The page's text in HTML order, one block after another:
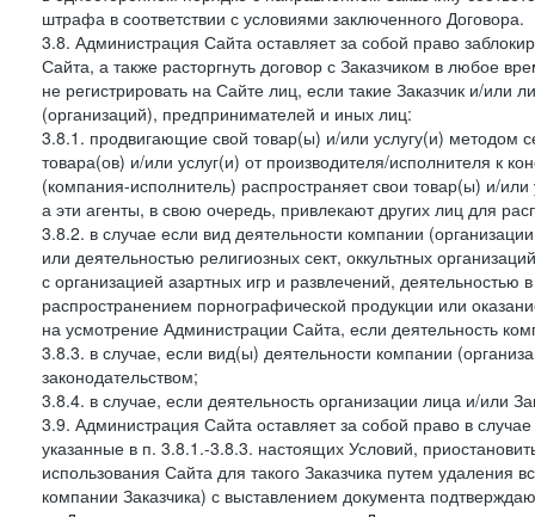
штрафа в соответствии с условиями заключенного Договора.
3.8. Администрация Сайта оставляет за собой право
Сайта, а также расторгнуть договор с Заказчиком в любое
не регистрировать на Сайте лиц, если такие Заказчик и/
(организаций), предпринимателей и иных лиц:
3.8.1. продвигающие свой товар(ы) и/или услугу(и) методом
товара(ов) и/или услуг(и) от производителя/исполнителя к
(компания-исполнитель) распространяет свои товар(ы) и/
а эти агенты, в свою очередь, привлекают других лиц для
3.8.2. в случае если вид деятельности компании
или деятельностью религиозных сект, оккультных
с организацией азартных игр и развлечений,
распространением порнографической продукции или
на усмотрение Администрации Сайта, если деятельность
3.8.3. в случае, если вид(ы) деятельности компании
законодательством;
3.8.4. в случае, если деятельность организации лица и/или
3.9. Администрация Сайта оставляет за собой право в
указанные в п. 3.8.1.-3.8.3. настоящих Условий,
использования Сайта для такого Заказчика путем
компании Заказчика) с выставлением документа